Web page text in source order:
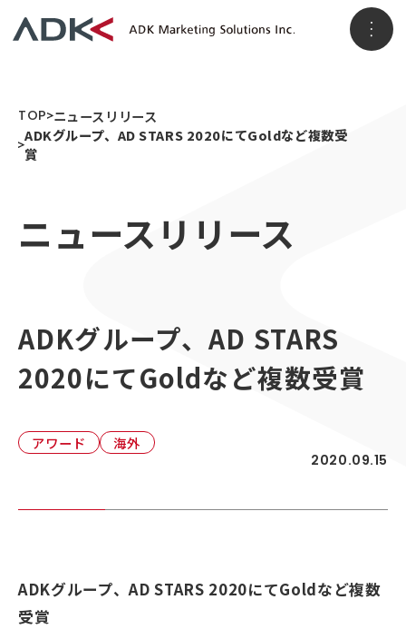
ホーム
パーパス
会社概要
事業VISION
事業ブランド
3つのソリューション領域
顧客データ＆インサイト
顧客体験デザイン
ADKの独自性
統合ソリューション
ニュースリリース
採用情報
TOP ニュースリリース
ADKグループ、AD STARS 2020にてGoldなど複数受
賞
ニュースリリース
ADKグループ、AD STARS
2020にてGoldなど複数受賞
アワード 海外
2020.09.15
ADKグループ、AD STARS 2020にてGoldなど複数
受賞